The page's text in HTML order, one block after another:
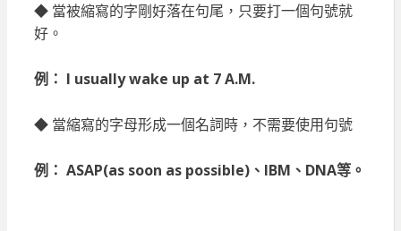
◆ 當被縮寫的字剛好落在句尾，只要打一個句號就
好。
例： I usually wake up at 7 A.M.
◆ 當縮寫的字母形成一個名詞時，不需要使用句號
例： ASAP(as soon as possible)、IBM、DNA等。